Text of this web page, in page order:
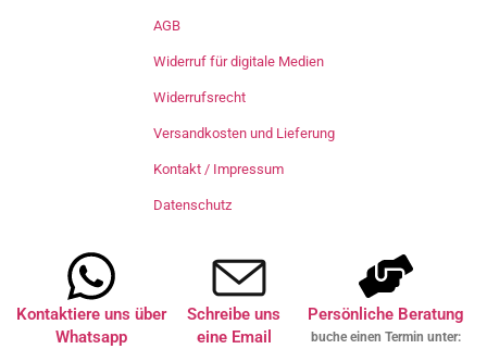
AGB
Widerruf für digitale Medien
Widerrufsrecht
Versandkosten und Lieferung
Kontakt / Impressum
Datenschutz
Kontaktiere uns über
Whatsapp
Schreibe uns
eine Email
Persönliche Beratung
buche einen Termin unter: